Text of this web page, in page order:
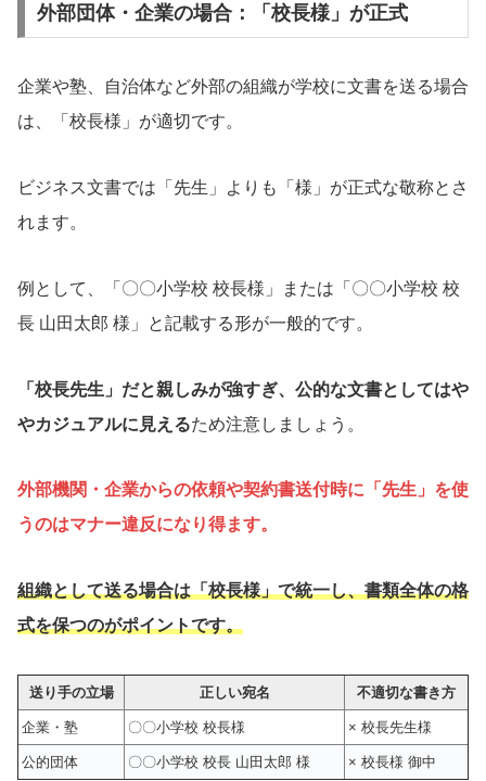
外部団体・企業の場合：「校長様」が正式
企業や塾、自治体など外部の組織が学校に文書を送る場合
は、「校長様」が適切です。
ビジネス文書では「先生」よりも「様」が正式な敬称とさ
れます。
例として、「〇〇小学校 校長様」または「〇〇小学校 校
長 山田太郎 様」と記載する形が一般的です。
「校長先生」だと親しみが強すぎ、公的な文書としてはや
やカジュアルに見えるため注意しましょう。
外部機関・企業からの依頼や契約書送付時に「先生」を使
うのはマナー違反になり得ます。
組織として送る場合は「校長様」で統一し、書類全体の格
式を保つのがポイントです。
送り手の立場 正しい宛名 不適切な書き方
企業・塾 〇〇小学校 校長様 × 校長先生様
公的団体 〇〇小学校 校長 山田太郎 様 × 校長様 御中